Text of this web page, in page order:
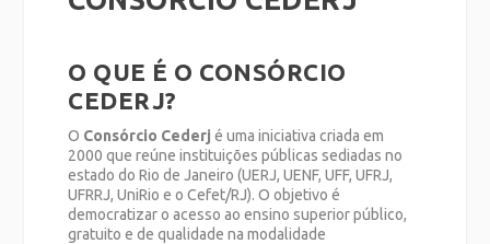
O QUE É O CONSÓRCIO
CEDERJ?
O Consórcio Cederj é uma iniciativa criada em
2000 que reúne instituições públicas sediadas no
estado do Rio de Janeiro (UERJ, UENF, UFF, UFRJ,
UFRRJ, UniRio e o Cefet/RJ). O objetivo é
democratizar o acesso ao ensino superior público,
gratuito e de qualidade na modalidade